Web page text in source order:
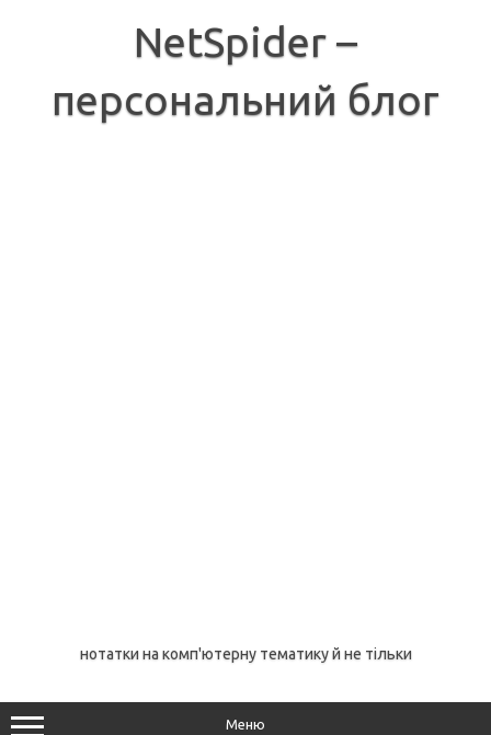
NetSpider –
персональний блог
нотатки на комп'ютерну тематику й не тільки
Меню